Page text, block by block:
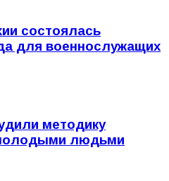
состоялась
для военнослужащих
методику
людьми